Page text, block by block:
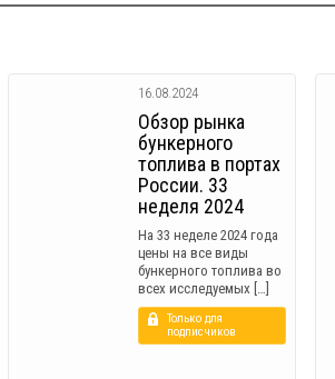
16.08.2024
Обзор рынка
бункерного
топлива в портах
России. 33
неделя 2024
На 33 неделе 2024 года
цены на все виды
бункерного топлива во
всех исследуемых […]
Только для
подписчиков